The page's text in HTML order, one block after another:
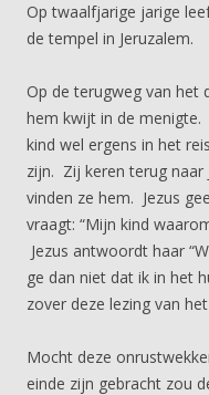
Op twaalfjarige jarige
de tempel in Jeruzalem.
Op de terugweg van het
hem kwijt in de menigte.
kind wel ergens in het
zijn. Zij keren terug naar
vinden ze hem. Jezus
vraagt: “Mijn kind
Jezus antwoordt haar
ge dan niet dat ik in het
zover deze lezing van
Mocht deze
einde zijn gebracht zou